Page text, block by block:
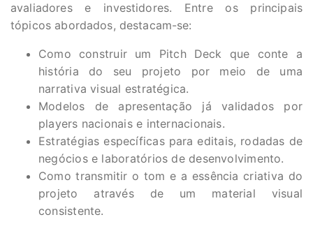
avaliadores e investidores. Entre os principais
tópicos abordados, destacam-se:
Como construir um Pitch Deck que conte a
história do seu projeto por meio de uma
narrativa visual estratégica.
Modelos de apresentação já validados por
players nacionais e internacionais.
Estratégias específicas para editais, rodadas de
negócios e laboratórios de desenvolvimento.
Como transmitir o tom e a essência criativa do
projeto através de um material visual
consistente.